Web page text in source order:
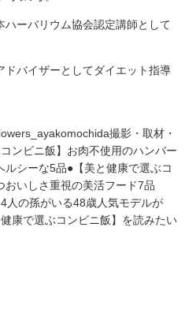
ーバリウム協会認定講師として
バイザーとしてダイエット指導
撮影・取材・
ンビニ飯】お肉不使用のハンバー
シーな5品●【美と健康で選ぶコ
おいしさ重視の美活フード7品
人の孫がいる48歳人気モデルが
康で選ぶコンビニ飯】を読みたい